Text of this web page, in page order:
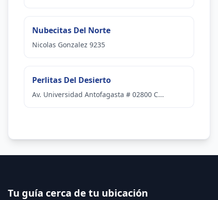
Nubecitas Del Norte
Nicolas Gonzalez 9235
Perlitas Del Desierto
Av. Universidad Antofagasta # 02800 C...
Tu guía cerca de tu ubicación